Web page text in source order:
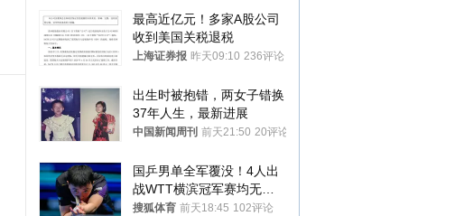
最高近亿元！多家A股公司
收到美国关税退税
上海证券报 昨天09:10 236评论
出生时被抱错，两女子错换
37年人生，最新进展
中国新闻周刊 前天21:50 20评论
国乒男单全军覆没！4人出
战WTT横滨冠军赛均无缘
八强
搜狐体育 前天18:45 102评论